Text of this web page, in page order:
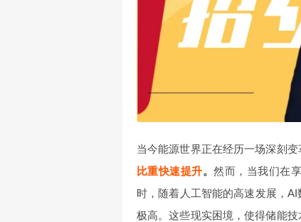
当今能源世界正在经历一场深刻
比重快速提升。然而，当我们在
时，随着人工智能的高速发展，
极高。这些现实困境，使得储能